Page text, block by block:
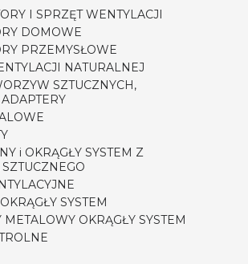
I SPRZĘT WENTYLACJI
DOMOWE
PRZEMYSŁOWE
NATURALNEJ
SZTUCZNYCH,
i OKRĄGŁY SYSTEM Z
SYSTEM
METALOWY OKRĄGŁY SYSTEM